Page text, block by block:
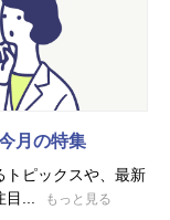
月の特集
トピックスや、最新
目...
もっと見る